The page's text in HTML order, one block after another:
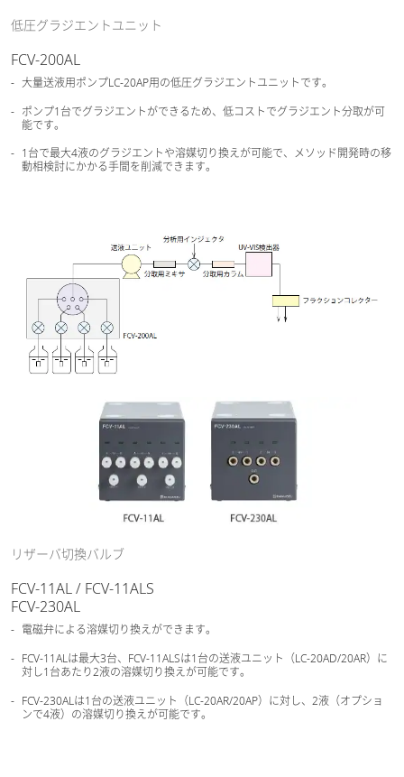
低圧グラジエントユニット
FCV-200AL
大量送液用ポンプLC-20AP用の低圧グラジエントユニットです。
ポンプ1台でグラジエントができるため、低コストでグラジエント分取が可
能です。
1台で最大4液のグラジエントや溶媒切り換えが可能で、メソッド開発時の移
動相検討にかかる手間を削減できます。
リザーバ切換バルブ
FCV-11AL / FCV-11ALS
FCV-230AL
電磁弁による溶媒切り換えができます。
FCV-11ALは最大3台、FCV-11ALSは1台の送液ユニット（LC-20AD/20AR）に
対し1台あたり2液の溶媒切り換えが可能です。
FCV-230ALは1台の送液ユニット（LC-20AR/20AP）に対し、2液（オプショ
ンで4液）の溶媒切り換えが可能です。